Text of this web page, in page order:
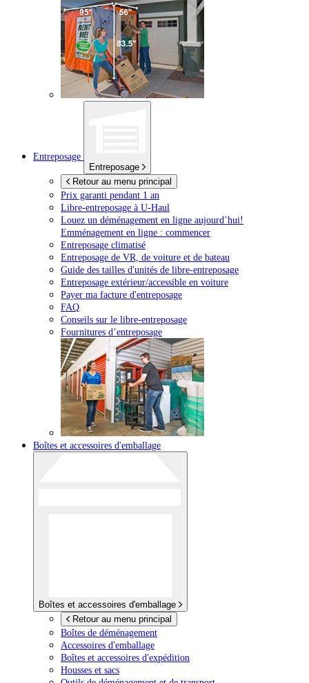
Entreposage
Entreposage
Retour au menu principal
Prix garanti pendant 1 an
Libre-entreposage à U-Haul
Louez un déménagement en ligne aujourd’hui!
Emménagement en ligne : commencer
Entreposage climatisé
Entreposage de VR, de voiture et de bateau
Guide des tailles d'unités de libre-entreposage
Entreposage extérieur/accessible en voiture
Payer ma facture d'entreposage
FAQ
Conseils sur le libre-entreposage
Fournitures d’entreposage
Boîtes et accessoires d'emballage
Boîtes et accessoires d'emballage
Retour au menu principal
Boîtes de déménagement
Accessoires d'emballage
Boîtes et accessoires d'expédition
Housses et sacs